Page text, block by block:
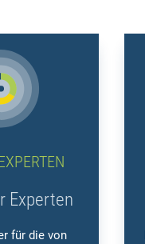
Experten
für die von